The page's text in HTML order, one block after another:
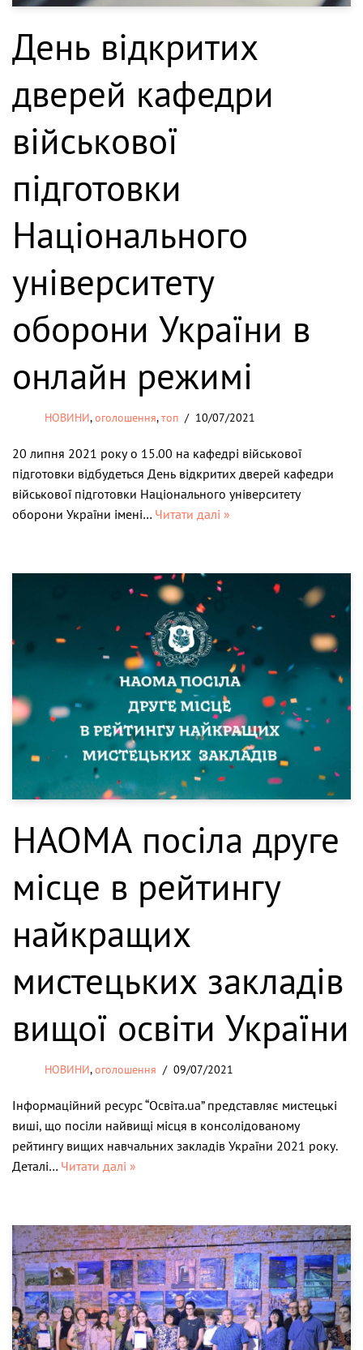
День відкритих
дверей кафедри
військової
підготовки
Національного
університету
оборони України в
онлайн режимі
НОВИНИ,оголошення,топ 10/07/2021
20 липня 2021 року о 15.00 на кафедрі військової
підготовки відбудеться День відкритих дверей кафедри
військової підготовки Національного університету
оборони України імені… Читати далі »
НАОМА посіла друге
місце в рейтингу
найкращих
мистецьких закладів
вищої освіти України
НОВИНИ,оголошення 09/07/2021
Інформаційний ресурс “Освіта.ua” представляє мистецькі
виші, що посіли найвищі місця в консолідованому
рейтингу вищих навчальних закладів України 2021 року.
Деталі… Читати далі »